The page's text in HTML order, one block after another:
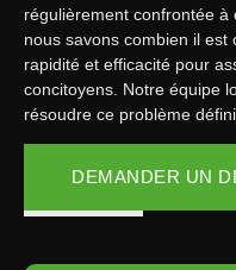
régulièrement confrontée à
nous savons combien il
rapidité et efficacité pour
concitoyens. Notre équipe
résoudre ce problème
DEMANDER UN